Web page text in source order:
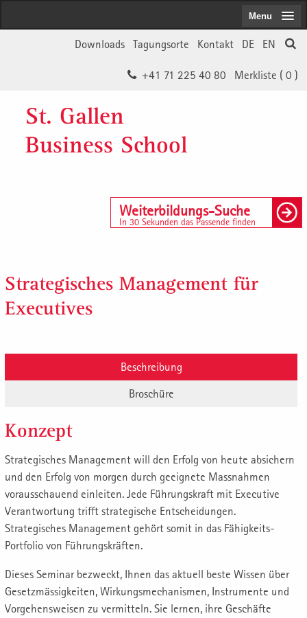
EN
DE
Kontakt
Tagungsorte
Downloads
Merkliste ( 0 )
+41 71 225 40 80
St. Gallen
Business School
Weiterbildungs-Suche
In 30 Sekunden das Passende finden
Menu
Strategisches Management für
Executives
Beschreibung
Broschüre
Konzept
Strategisches Management will den Erfolg von heute absichern
und den Erfolg von morgen durch geeignete Massnahmen
vorausschauend einleiten. Jede Führungskraft mit Executive
Verantwortung trifft strategische Entscheidungen.
Strategisches Management gehört somit in das Fähigkeits-
Portfolio von Führungskräften.
Dieses Seminar bezweckt, Ihnen das aktuell beste Wissen über
Gesetzmässigkeiten, Wirkungsmechanismen, Instrumente und
Vorgehensweisen zu vermitteln. Sie lernen, ihre Geschäfte